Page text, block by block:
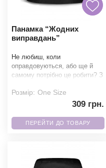
Панамка “Жодних
виправдань”
Не любиш, коли
оправдовуються, або ще й
самому потрібно це робити? З
потрібно. Наші панамки пош
Розмір: One Size
309 грн.
ПЕРЕЙТИ ДО ТОВАРУ